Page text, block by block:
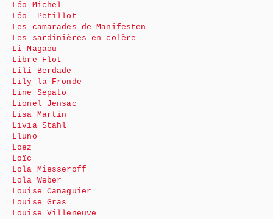
Léo Michel
Léo ¨Petillot
Les camarades de Manifesten
Les sardinières en colère
Li Magaou
Libre Flot
Lili Berdade
Lily la Fronde
Line Sepato
Lionel Jensac
Lisa Martin
Livia Stahl
Lluno
Loez
Loïc
Lola Miesseroff
Lola Weber
Louise Canaguier
Louise Gras
Louise Villeneuve